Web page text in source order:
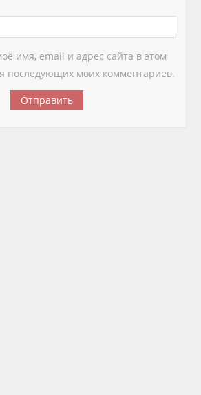
имя, email и адрес сайта в этом
последующих моих комментариев.